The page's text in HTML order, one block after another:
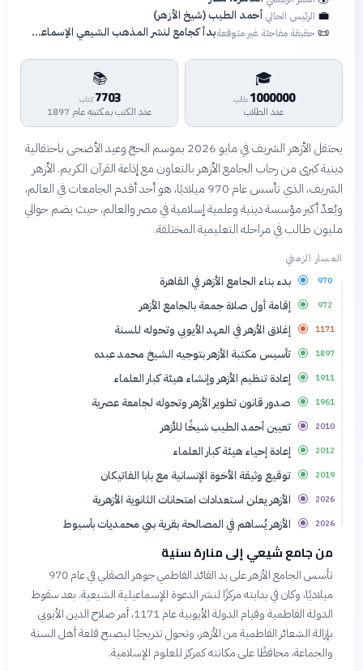
💼 الرئيس الحالي أحمد الطيب (شيخ الأزهر)
📜 حقيقة مفاجئة غير متوقعة بدأ كجامع لنشر المذهب الشيعي الإسماعيلي
🎓
1000000 طالب
عدد الطلاب
📚
7703 كتاب
عدد الكتب بمكتبته عام 1897
يحتفل الأزهر الشريف في مايو 2026 بموسم الحج وعيد الأضحى باحتفالية
دينية كبرى من رحاب الجامع الأزهر بالتعاون مع إذاعة القرآن الكريم. الأزهر
الشريف، الذي تأسس عام 970 ميلاديًا، هو أحد أقدم الجامعات في العالم،
ويُعدّ أكبر مؤسسة دينية وعلمية إسلامية في مصر والعالم، حيث يضم حوالي
مليون طالب في مراحله التعليمية المختلفة.
المسار الزمني
970 بدء بناء الجامع الأزهر في القاهرة
972 إقامة أول صلاة جمعة بالجامع الأزهر
1171 إغلاق الأزهر في العهد الأيوبي وتحوله للسنة
1897 تأسيس مكتبة الأزهر بتوجيه الشيخ محمد عبده
1911 إعادة تنظيم الأزهر وإنشاء هيئة كبار العلماء
1961 صدور قانون تطوير الأزهر وتحوله لجامعة عصرية
2010 تعيين أحمد الطيب شيخًا للأزهر
2012 إعادة إحياء هيئة كبار العلماء
2019 توقيع وثيقة الأخوة الإنسانية مع بابا الفاتيكان
2026 الأزهر يعلن استعدادات امتحانات الثانوية الأزهرية
2026 الأزهر يُساهم في المصالحة بقرية بني محمديات بأسيوط
من جامع شيعي إلى منارة سنية
تأسس الجامع الأزهر على يد القائد الفاطمي جوهر الصقلي في عام 970
ميلاديًا، وكان في بدايته مركزًا لنشر الدعوة الإسماعيلية الشيعية. بعد سقوط
الدولة الفاطمية وقيام الدولة الأيوبية عام 1171، أمر صلاح الدين الأيوبي
بإزالة الشعائر الفاطمية من الأزهر، وتحول تدريجيًا ليصبح قلعة أهل السنة
والجماعة، محافظًا على مكانته كمركز للعلوم الإسلامية.